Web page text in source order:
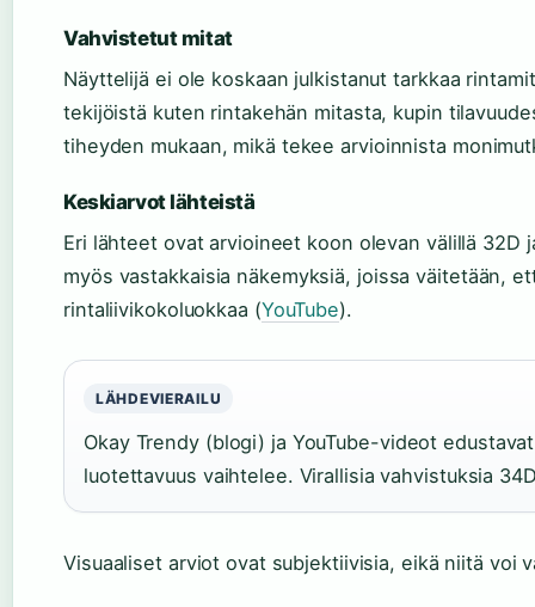
Vahvistetut mitat
Näyttelijä ei ole koskaan julkistanut tarkkaa
tekijöistä kuten rintakehän mitasta, kupin
tiheyden mukaan, mikä tekee arvioinnista
Keskiarvot lähteistä
Eri lähteet ovat arvioineet koon olevan välillä 32D
myös vastakkaisia näkemyksiä, joissa väitetään,
rintaliivikokoluokkaa (YouTube).
LÄHDEVIERAILU
Okay Trendy (blogi) ja YouTube-videot
luotettavuus vaihtelee. Virallisia vahvistuksia
Visuaaliset arviot ovat subjektiivisia, eikä niitä voi